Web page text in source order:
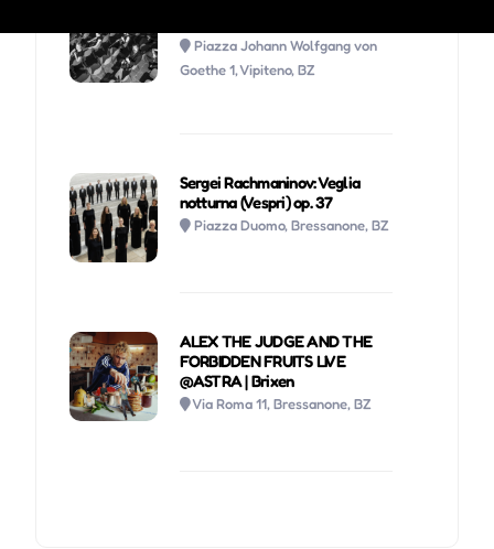
Piazza Johann Wolfgang von
Goethe 1, Vipiteno, BZ
Sergei Rachmaninov: Veglia
notturna (Vespri) op. 37
Piazza Duomo, Bressanone, BZ
ALEX THE JUDGE AND THE
FORBIDDEN FRUITS LIVE
@ASTRA | Brixen
Via Roma 11, Bressanone, BZ